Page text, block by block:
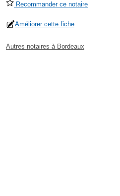
Recommander ce notaire
Améliorer cette fiche
Autres notaires à Bordeaux